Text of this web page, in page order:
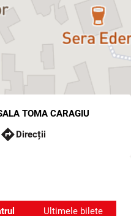
TOMA CARAGIU
directionsDirecții
Ultimele bilete